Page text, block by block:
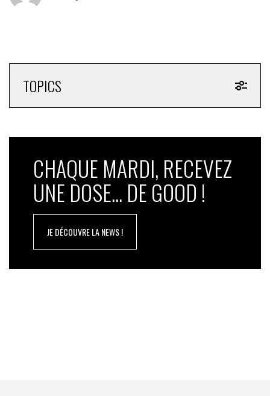
TOPICS
CHAQUE MARDI, RECEVEZ
UNE DOSE... DE GOOD !
JE DÉCOUVRE LA NEWS !